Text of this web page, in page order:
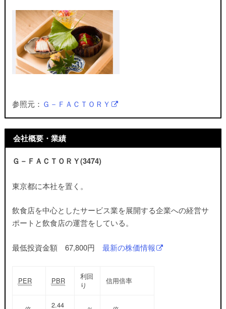
参照元： Ｇ－ＦＡＣＴＯＲＹ
会社概要・業績
Ｇ－ＦＡＣＴＯＲＹ(3474)
東京都に本社を置く。
飲食店を中心としたサービス業を展開する企業への経営サ
ポートと飲食店の運営をしている。
最低投資金額 67,800円最新の株価情報
PER PBR
利回
り
信用倍率
2.44